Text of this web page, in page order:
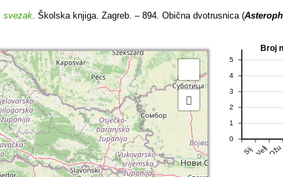
svezak . Školska knjiga. Zagreb. – 894. Obična dvotrusnica (
Broj
0
1
2
3
4
5
Sij VeljOžu